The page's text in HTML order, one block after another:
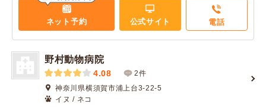
ネット予約 公式サイト 電話
野村動物病院
4.08
2件
神奈川県横須賀市浦上台3-22-5
イヌ / ネコ